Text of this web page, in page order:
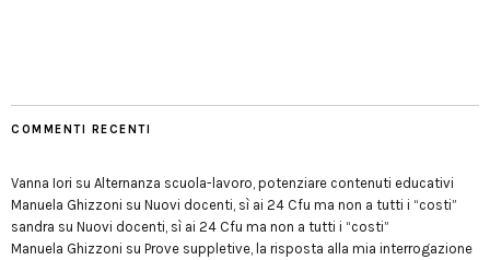
COMMENTI RECENTI
Vanna Iori su Alternanza scuola-lavoro, potenziare contenuti educativi
Manuela Ghizzoni su Nuovi docenti, sì ai 24 Cfu ma non a tutti i “costi”
sandra su Nuovi docenti, sì ai 24 Cfu ma non a tutti i “costi”
Manuela Ghizzoni su Prove suppletive, la risposta alla mia interrogazione